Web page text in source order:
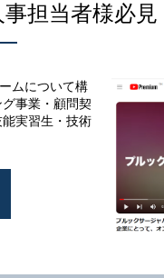
担当者様必見
ムについて構
事業・顧問契
実習生・技術